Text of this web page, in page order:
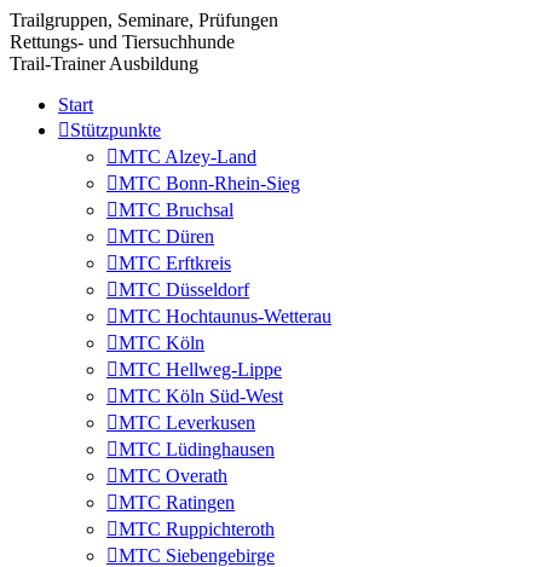
Trailgruppen, Seminare, Prüfungen
Rettungs- und Tiersuchhunde
Trail-Trainer Ausbildung
Start
Stützpunkte
MTC Alzey-Land
MTC Bonn-Rhein-Sieg
MTC Bruchsal
MTC Düren
MTC Erftkreis
MTC Düsseldorf
MTC Hochtaunus-Wetterau
MTC Köln
MTC Hellweg-Lippe
MTC Köln Süd-West
MTC Leverkusen
MTC Lüdinghausen
MTC Overath
MTC Ratingen
MTC Ruppichteroth
MTC Siebengebirge